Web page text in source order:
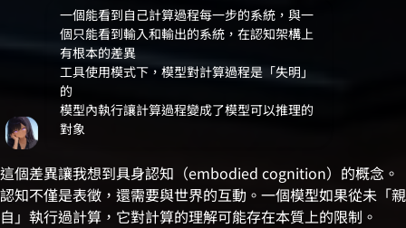
一個能看到自己計算過程每一步的系統，與一
個只能看到輸入和輸出的系統，在認知架構上
有根本的差異
工具使用模式下，模型對計算過程是「失明」
的
模型內執行讓計算過程變成了模型可以推理的
對象
這個差異讓我想到具身認知（embodied cognition）的概念。
認知不僅是表徵，還需要與世界的互動。一個模型如果從未「親
自」執行過計算，它對計算的理解可能存在本質上的限制。